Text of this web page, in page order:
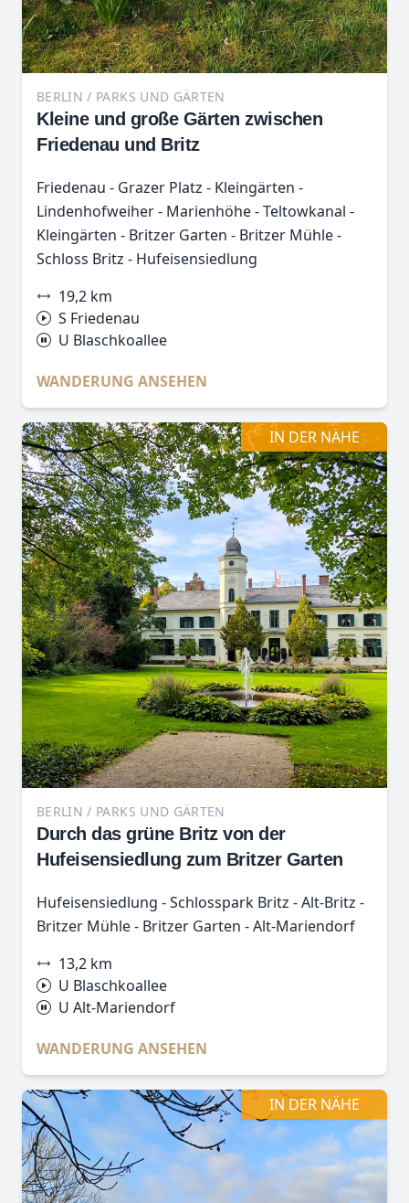
BERLIN / PARKS UND GÄRTEN
Kleine und große Gärten zwischen
Friedenau und Britz
Friedenau - Grazer Platz - Kleingärten -
Lindenhofweiher - Marienhöhe - Teltowkanal -
Kleingärten - Britzer Garten - Britzer Mühle -
Schloss Britz - Hufeisensiedlung
19,2 km
S Friedenau
U Blaschkoallee
WANDERUNG ANSEHEN
IN DER NÄHE
BERLIN / PARKS UND GÄRTEN
Durch das grüne Britz von der
Hufeisensiedlung zum Britzer Garten
Hufeisensiedlung - Schlosspark Britz - Alt-Britz -
Britzer Mühle - Britzer Garten - Alt-Mariendorf
13,2 km
U Blaschkoallee
U Alt-Mariendorf
WANDERUNG ANSEHEN
IN DER NÄHE